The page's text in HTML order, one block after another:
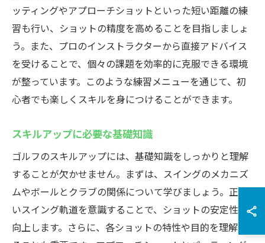
ッティングやアプローチショットといった短い距離の練
習も行い、ショットの精度を高めることを目指しましょ
う。また、プロのインストラクターから直接アドバイス
を受けることで、個々の課題を効率的に克服できる環境
が整っています。このような練習メニューを通じて、初
心者でも楽しくスキルを身につけることができます。
スキルアップに必要な基礎知識
ゴルフのスキルアップには、基礎知識をしっかりと理解
することが欠かせません。まずは、スイングのメカニズ
ムやボールとクラブの関係について学びましょう。正し
いスイング軌道を意識することで、ショットの安定性が
向上します。さらに、各ショットの特性や目的を理解す